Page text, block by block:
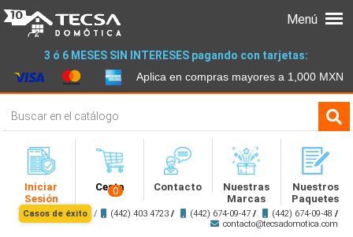
3 ó 6 MESES SIN INTERESES pagando con tarjetas:
Aplica en compras mayores a 1,000 MXN
Iniciar
Sesión
Cesta
0 Contacto
Nuestras
Marcas
Nuestros
Paquetes
Casos de éxito / (442) 403 4723 / (442) 674-09-47 / (442) 674-09-48 /
contacto@tecsadomotica.com
Menú